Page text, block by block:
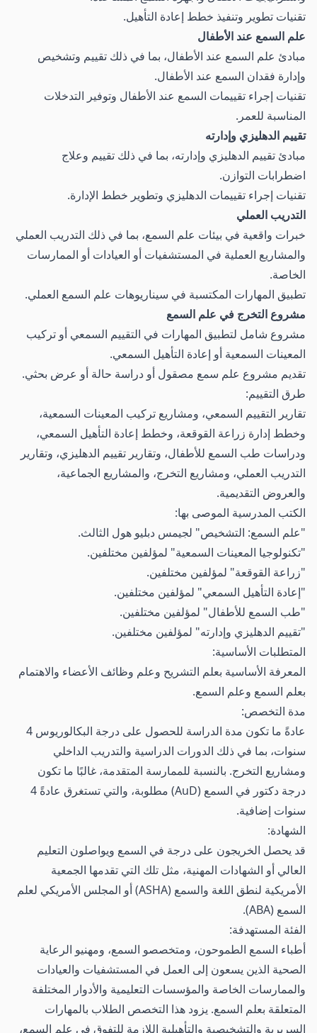
تقنيات تطوير وتنفيذ خطط إعادة التأهيل.
علم السمع عند الأطفال
مبادئ علم السمع عند الأطفال، بما في ذلك تقييم وتشخيص
وإدارة فقدان السمع عند الأطفال.
تقنيات إجراء تقييمات السمع عند الأطفال وتوفير التدخلات
المناسبة للعمر.
تقييم الدهليزي وإدارته
مبادئ تقييم الدهليزي وإدارته، بما في ذلك تقييم وعلاج
اضطرابات التوازن.
تقنيات إجراء تقييمات الدهليزي وتطوير خطط الإدارة.
التدريب العملي
خبرات واقعية في بيئات علم السمع، بما في ذلك التدريب العملي
والمشاريع العملية في المستشفيات أو العيادات أو الممارسات
الخاصة.
تطبيق المهارات المكتسبة في سيناريوهات علم السمع العملي.
مشروع التخرج في علم السمع
مشروع شامل لتطبيق المهارات في التقييم السمعي أو تركيب
المعينات السمعية أو إعادة التأهيل السمعي.
تقديم مشروع علم سمع مصقول أو دراسة حالة أو عرض بحثي.
طرق التقييم:
تقارير التقييم السمعي، ومشاريع تركيب المعينات السمعية،
وخطط إدارة زراعة القوقعة، وخطط إعادة التأهيل السمعي،
ودراسات طب السمع للأطفال، وتقارير تقييم الدهليزي، وتقارير
التدريب العملي، ومشاريع التخرج، والمشاريع الجماعية،
والعروض التقديمية.
الكتب المدرسية الموصى بها:
"علم السمع: التشخيص" لجيمس دبليو هول الثالث.
"تكنولوجيا المعينات السمعية" لمؤلفين مختلفين.
"زراعة القوقعة" لمؤلفين مختلفين.
"إعادة التأهيل السمعي" لمؤلفين مختلفين.
"طب السمع للأطفال" لمؤلفين مختلفين.
"تقييم الدهليزي وإدارته" لمؤلفين مختلفين.
المتطلبات الأساسية:
المعرفة الأساسية بعلم التشريح وعلم وظائف الأعضاء والاهتمام
بعلم السمع وعلم السمع.
مدة التخصص:
عادةً ما تكون مدة الدراسة للحصول على درجة البكالوريوس 4
سنوات، بما في ذلك الدورات الدراسية والتدريب الداخلي
ومشاريع التخرج. بالنسبة للممارسة المتقدمة، غالبًا ما تكون
درجة دكتور في السمع (AuD) مطلوبة، والتي تستغرق عادةً 4
سنوات إضافية.
الشهادة:
قد يحصل الخريجون على درجة في السمع ويواصلون التعليم
العالي أو الشهادات المهنية، مثل تلك التي تقدمها الجمعية
الأمريكية لنطق اللغة والسمع (ASHA) أو المجلس الأمريكي لعلم
السمع (ABA).
الفئة المستهدفة:
أطباء السمع الطموحون، ومتخصصو السمع، ومهنيو الرعاية
الصحية الذين يسعون إلى العمل في المستشفيات والعيادات
والممارسات الخاصة والمؤسسات التعليمية والأدوار المختلفة
المتعلقة بعلم السمع. يزود هذا التخصص الطلاب بالمهارات
السريرية والتشخيصية والتأهيلية اللازمة للتفوق في علم السمع،